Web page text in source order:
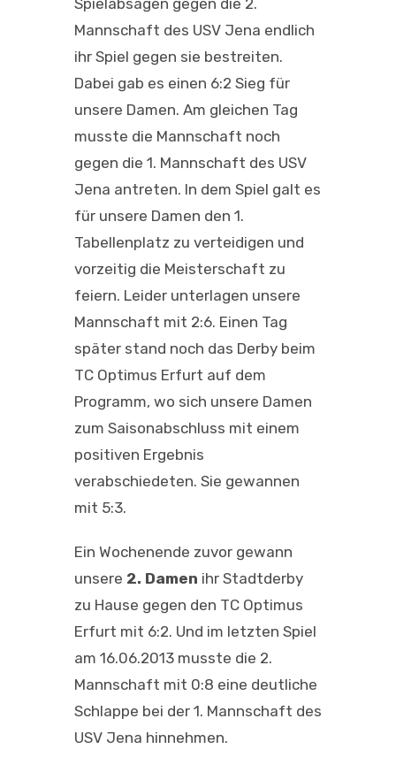
Mannschaft des USV Jena endlich
ihr Spiel gegen sie bestreiten.
Dabei gab es einen 6:2 Sieg für
unsere Damen. Am gleichen Tag
musste die Mannschaft noch
gegen die 1. Mannschaft des USV
Jena antreten. In dem Spiel galt es
für unsere Damen den 1.
Tabellenplatz zu verteidigen und
vorzeitig die Meisterschaft zu
feiern. Leider unterlagen unsere
Mannschaft mit 2:6. Einen Tag
später stand noch das Derby beim
TC Optimus Erfurt auf dem
Programm, wo sich unsere Damen
zum Saisonabschluss mit einem
positiven Ergebnis
verabschiedeten. Sie gewannen
mit 5:3.
Ein Wochenende zuvor gewann
unsere 2. Damen ihr Stadtderby
zu Hause gegen den TC Optimus
Erfurt mit 6:2. Und im letzten Spiel
am 16.06.2013 musste die 2.
Mannschaft mit 0:8 eine deutliche
Schlappe bei der 1. Mannschaft des
USV Jena hinnehmen.